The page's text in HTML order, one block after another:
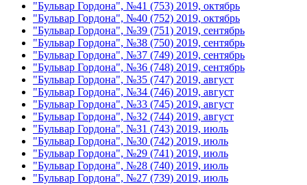
"Бульвар Гордона", №41 (753) 2019, октябрь
"Бульвар Гордона", №40 (752) 2019, октябрь
"Бульвар Гордона", №39 (751) 2019, сентябрь
"Бульвар Гордона", №38 (750) 2019, сентябрь
"Бульвар Гордона", №37 (749) 2019, сентябрь
"Бульвар Гордона", №36 (748) 2019, сентябрь
"Бульвар Гордона", №35 (747) 2019, август
"Бульвар Гордона", №34 (746) 2019, август
"Бульвар Гордона", №33 (745) 2019, август
"Бульвар Гордона", №32 (744) 2019, август
"Бульвар Гордона", №31 (743) 2019, июль
"Бульвар Гордона", №30 (742) 2019, июль
"Бульвар Гордона", №29 (741) 2019, июль
"Бульвар Гордона", №28 (740) 2019, июль
"Бульвар Гордона", №27 (739) 2019, июль